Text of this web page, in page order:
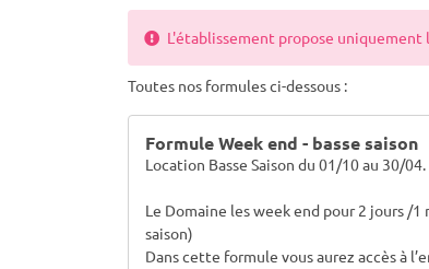
L'établissement propose
Toutes nos formules ci-dessous :
Formule Week end - basse saison
Location Basse Saison du 01/10 au 30/04.
Le Domaine les week end pour 2 jours /1
saison)
Dans cette formule vous aurez accès à